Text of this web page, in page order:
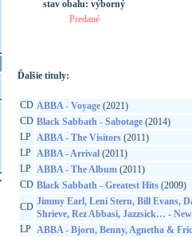
stav obalu: výborný
Predané
Ďalšie tituly:
CD ABBA - Voyage(2021)
CD Black Sabbath - Sabotage(2014)
LP ABBA - The Visitors(2011)
LP ABBA - Arrival(2011)
LP ABBA - The Album(2011)
CD Black Sabbath - Greatest Hits(2009)
CD Jimmy Earl, Leni Stern, Bill Evans,
Shrieve, Rez Abbasi, Jazzsick… -
LP ABBA - Bjorn, Benny, Agnetha &